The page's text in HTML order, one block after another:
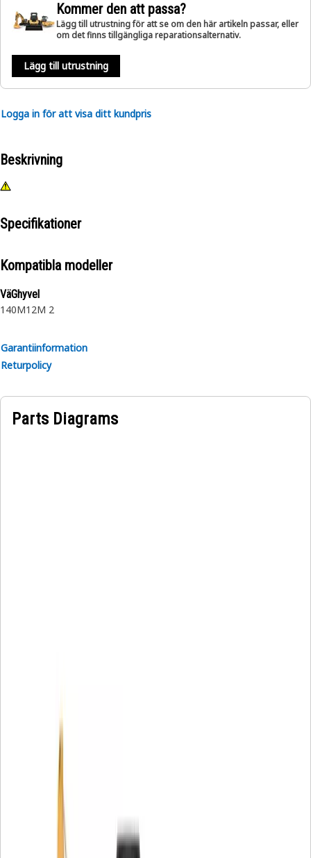
Kommer den att passa?
Lägg till utrustning för att se om den här artikeln passar, eller
om det finns tillgängliga reparationsalternativ.
Lägg till utrustning
Logga in för att visa ditt kundpris
Beskrivning
Specifikationer
Kompatibla modeller
VäGhyvel
140M12M 2
Garantiinformation
Returpolicy
Parts Diagrams